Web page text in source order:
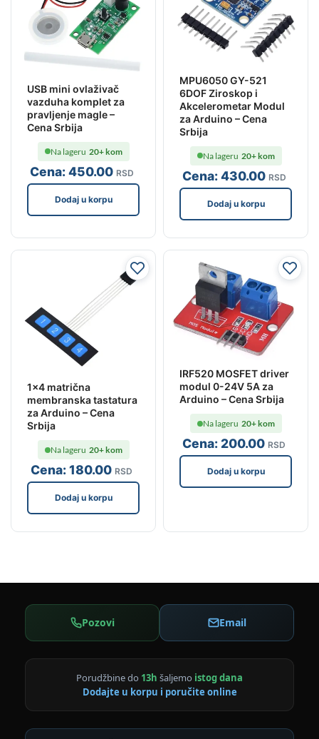
USB mini ovlaživač
vazduha komplet za
pravljenje magle –
Cena Srbija
Cena:450.00 RSD
Na lageru 20+ kom
Dodaj u korpu
MPU6050 GY-521
6DOF Ziroskop i
Akcelerometar Modul
za Arduino – Cena
Srbija
Cena:430.00 RSD
Na lageru 20+ kom
Dodaj u korpu
1×4 matrična
membranska tastatura
za Arduino – Cena
Srbija
Cena:180.00 RSD
Na lageru 20+ kom
Dodaj u korpu
IRF520 MOSFET driver
modul 0-24V 5A za
Arduino – Cena Srbija
Cena: 200.00 RSD
Na lageru 20+ kom
Dodaj u korpu
Pozovi Email
Porudžbine do 13h šaljemo istog dana
Dodajte u korpu i poručite online